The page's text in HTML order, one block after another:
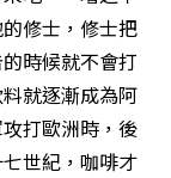
修士，修士把
時候就不會打
就逐漸成為阿
打歐洲時，後
世紀，咖啡才